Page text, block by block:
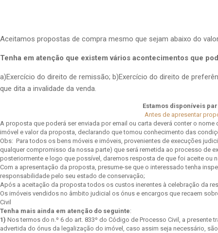
Aceitamos propostas de compra mesmo que sejam abaixo do
Tenha em atenção que existem vários acontecimentos que
a)Exercício do direito de remissão; b)Exercício do direito de
que dita a invalidade da venda.
Estamos disponíveis
Antes de apresentar
A proposta que poderá ser enviada por email ou carta deverá conter o
imóvel e valor da proposta, declarando que tomou conhecimento das
Obs: Para todos os bens móveis e imóveis, provenientes de execuções
qualquer compromisso da nossa parte) que será remetida ao processo de
posteriormente e logo que possível, daremos resposta de que foi aceite ou
Com a apresentação da proposta, presume-se que o interessado tenha
responsabilidade pelo seu estado de conservação;
Após a aceitação da proposta todos os custos inerentes à celebração da
Os imóveis vendidos no âmbito judicial os ónus e encargos que recaem
Civil
Tenha mais ainda em atenção do seguinte:
1) Nos termos do n.º 6 do art. 833º do Código de Processo Civil, a
advertida do ónus da legalização do imóvel, caso assim seja necessário,